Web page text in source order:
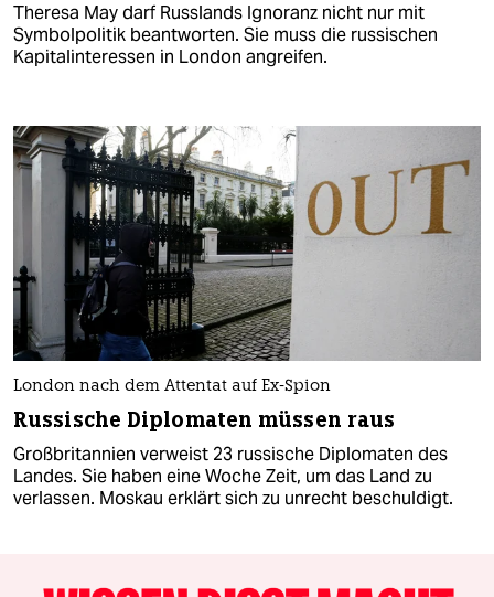
Theresa May darf Russlands Ignoranz nicht nur mit
Symbolpolitik beantworten. Sie muss die russischen
Kapitalinteressen in London angreifen.
London nach dem Attentat auf Ex-Spion
Russische Diplomaten müssen raus
Großbritannien verweist 23 russische Diplomaten des
Landes. Sie haben eine Woche Zeit, um das Land zu
verlassen. Moskau erklärt sich zu unrecht beschuldigt.